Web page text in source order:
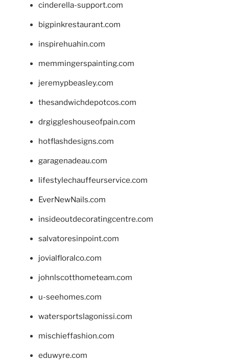
cinderella-support.com
bigpinkrestaurant.com
inspirehuahin.com
memmingerspainting.com
jeremypbeasley.com
thesandwichdepotcos.com
drgiggleshouseofpain.com
hotflashdesigns.com
garagenadeau.com
lifestylechauffeurservice.com
EverNewNails.com
insideoutdecoratingcentre.com
salvatoresinpoint.com
jovialfloralco.com
johnlscotthometeam.com
u-seehomes.com
watersportslagonissi.com
mischieffashion.com
eduwyre.com